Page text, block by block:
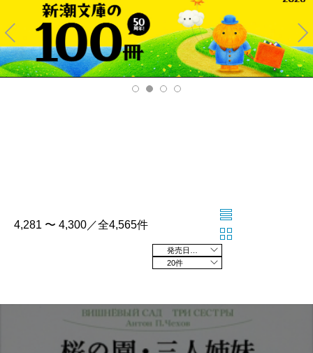
Pre
v
Ne
xt
4,281 〜 4,300／全4,565件
20件